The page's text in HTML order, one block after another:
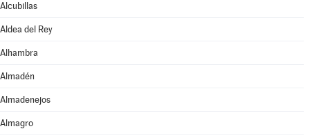
Alcubillas
Aldea del Rey
Alhambra
Almadén
Almadenejos
Almagro